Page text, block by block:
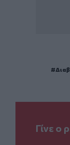
Γίνε ο